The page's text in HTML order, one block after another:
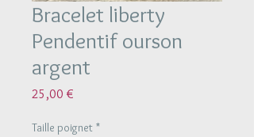
Bracelet liberty
Pendentif ourson
argent
25,00 €
Taille poignet *